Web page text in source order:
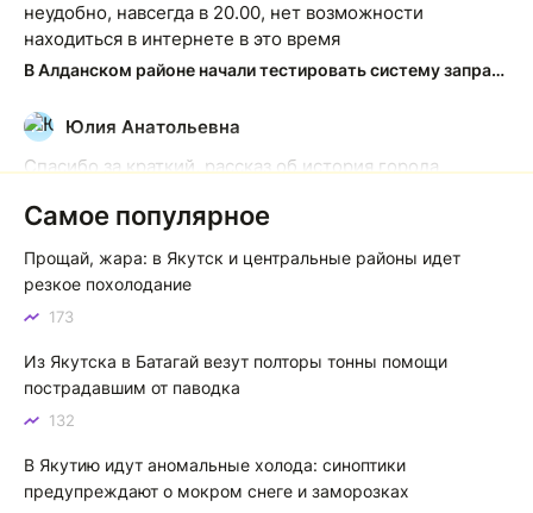
неудобно, навсегда в 20.00, нет возможности
находиться в интернете в это время
В Алданском районе начали тестировать систему заправки по QR-кодам
Ю
Юлия Анатольевна
Спасибо за краткий, рассказ об история города
Якутск сквозь века: от острога до столицы республики
К
Котя злой
Зной в Сибири, тем более в Якутске. Никакой это не
тем более говорить не приходиться. Не зря даже в
песнях поют…
Самое популярное
Прощай, жара: в Якутск и центральные районы идет
резкое похолодание
173
Из Якутска в Батагай везут полторы тонны помощи
пострадавшим от паводка
132
В Якутию идут аномальные холода: синоптики
предупреждают о мокром снеге и заморозках